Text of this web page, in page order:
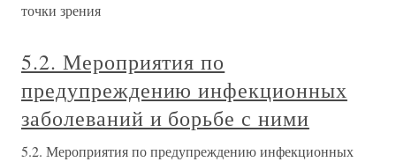
точки зрения
5.2. Мероприятия по
предупреждению инфекционных
заболеваний и борьбе с ними
5.2. Мероприятия по предупреждению инфекционных